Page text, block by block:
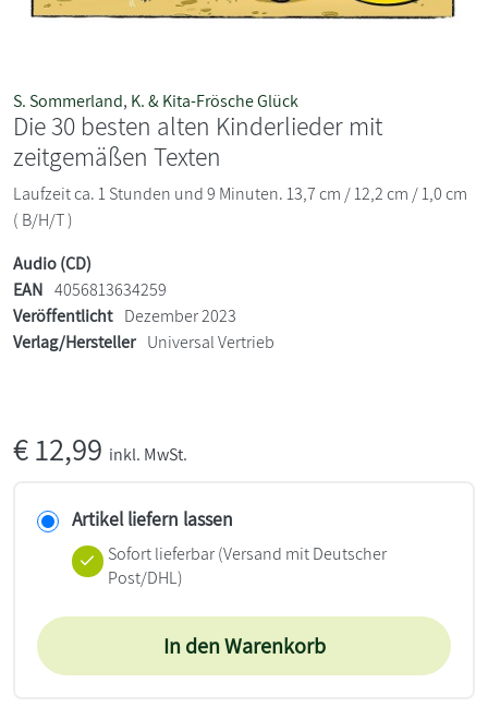
S. Sommerland, K. & Kita-Frösche Glück
Die 30 besten alten Kinderlieder mit
zeitgemäßen Texten
Laufzeit ca. 1 Stunden und 9 Minuten. 13,7 cm / 12,2 cm / 1,0 cm
( B/H/T )
Audio (CD)
EAN 4056813634259
Veröffentlicht Dezember 2023
Verlag/Hersteller Universal Vertrieb
€12,99 inkl. MwSt.
Artikel liefern lassen
Sofort lieferbar(Versand mit Deutscher
Post/DHL)
In den Warenkorb